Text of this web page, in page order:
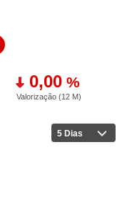
0,00 %
Valorização (12 M)
5 Dias